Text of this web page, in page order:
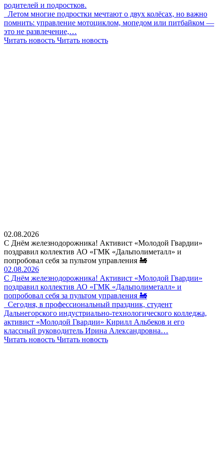
родителей и подростков.
Летом многие подростки мечтают о двух колёсах, но важно
помнить: управление мотоциклом, мопедом или питбайком —
это не развлечение,…
Читать новость Читать новость
02.08.2026
С Днём железнодорожника! Активист «Молодой Гвардии»
поздравил коллектив АО «ГМК «Дальполиметалл» и
попробовал себя за пультом управления 🚂
02.08.2026
С Днём железнодорожника! Активист «Молодой Гвардии»
поздравил коллектив АО «ГМК «Дальполиметалл» и
попробовал себя за пультом управления 🚂
Сегодня, в профессиональный праздник, студент
Дальнегорского индустриально-технологического колледжа,
активист «Молодой Гвардии» Кирилл Альбеков и его
классный руководитель Ирина Александровна…
Читать новость Читать новость